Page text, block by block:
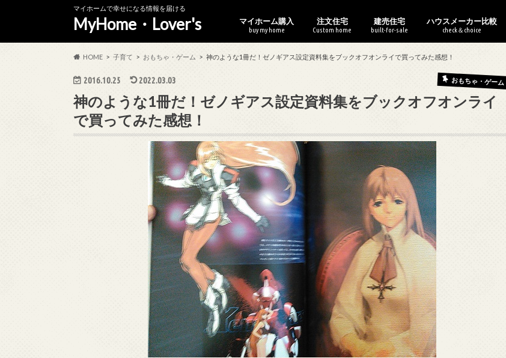
マイホームで幸せになる情報を届ける
MyHome・Lover's マイホーム購入
buy my home
注文住宅
Custom home
建売住宅
built-for-sale
ハウスメーカー比較
check＆choice
HOME 子育て おもちゃ・ゲーム 神のような1冊だ！ゼノギアス設定資料集をブックオフオンライで買ってみた感想！
2016.10.25 2022.03.03 おもちゃ・ゲーム
神のような1冊だ！ゼノギアス設定資料集をブックオフオンライ
で買ってみた感想！